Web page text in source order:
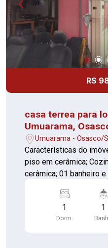
R$
casa terrea para
Umuarama,
Umuarama - Osasco/
Características do imóvel: 01 dormitório
piso em cerâmica;
cerâmica; 01 banheiro
compartilhada com
água e energia elétrica
proporcionando maior
1
Dorm.
1